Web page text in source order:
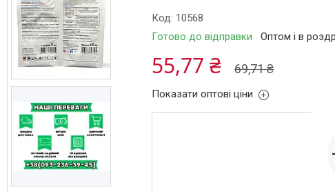
Готово до відправки Оптом і в
Код: 10568
69,71 ₴
55,77 ₴
Показати оптові ціни